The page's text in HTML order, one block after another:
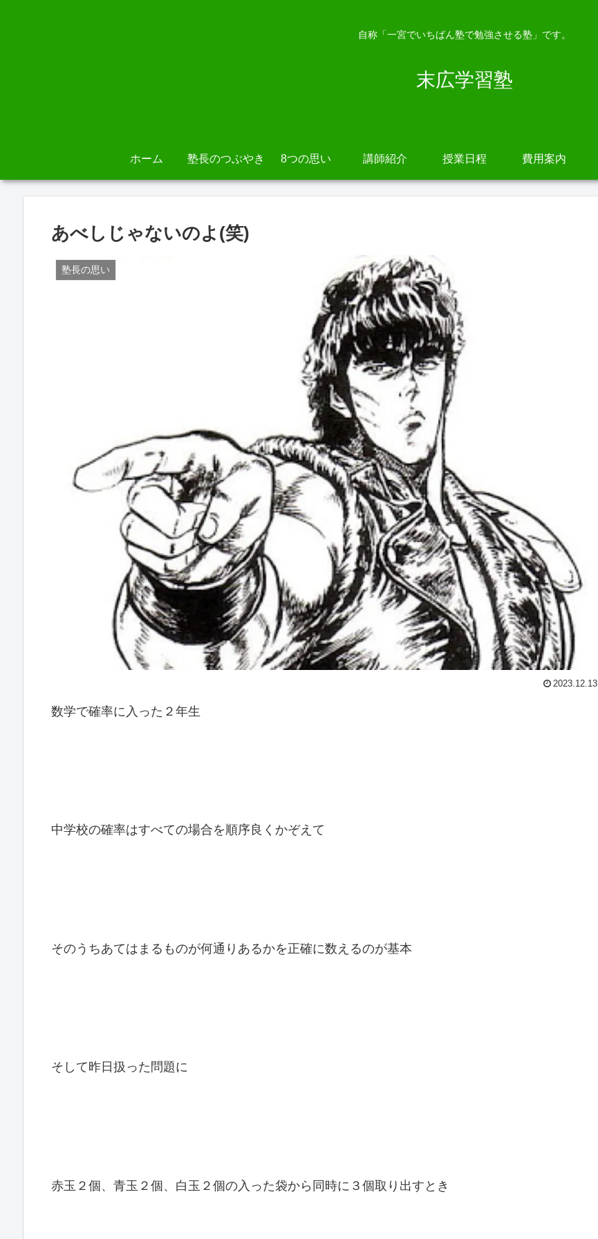
自称「一宮でいちばん塾で勉強させる塾」です。
末広学習塾
ホーム 塾長のつぶやき 8つの思い 講師紹介 授業日程 費用案内
あべしじゃないのよ(笑)
塾長の思い
2023.12.13
数学で確率に入った２年生
中学校の確率はすべての場合を順序良くかぞえて
そのうちあてはまるものが何通りあるかを正確に数えるのが基本
そして昨日扱った問題に
赤玉２個、青玉２個、白玉２個の入った袋から同時に３個取り出すとき